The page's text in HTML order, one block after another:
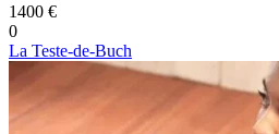
1400 €
0
La Teste-de-Buch